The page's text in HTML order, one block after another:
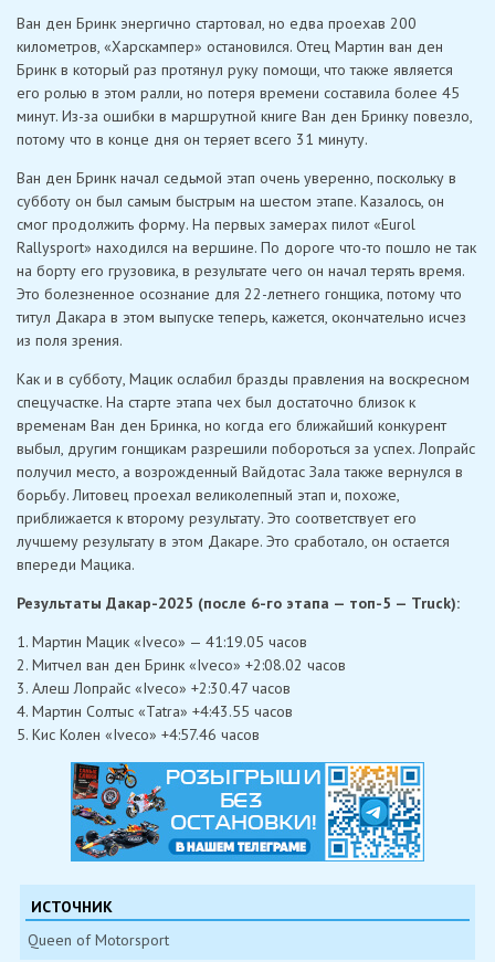
Ван ден Бринк энергично стартовал, но едва проехав 200
километров, «Харскампер» остановился. Отец Мартин ван ден
Бринк в который раз протянул руку помощи, что также является
его ролью в этом ралли, но потеря времени составила более 45
минут. Из-за ошибки в маршрутной книге Ван ден Бринку повезло,
потому что в конце дня он теряет всего 31 минуту.
Ван ден Бринк начал седьмой этап очень уверенно, поскольку в
субботу он был самым быстрым на шестом этапе. Казалось, он
смог продолжить форму. На первых замерах пилот «Eurol
Rallysport» находился на вершине. По дороге что-то пошло не так
на борту его грузовика, в результате чего он начал терять время.
Это болезненное осознание для 22-летнего гонщика, потому что
титул Дакара в этом выпуске теперь, кажется, окончательно исчез
из поля зрения.
Как и в субботу, Мацик ослабил бразды правления на воскресном
спецучастке. На старте этапа чех был достаточно близок к
временам Ван ден Бринка, но когда его ближайший конкурент
выбыл, другим гонщикам разрешили побороться за успех. Лопрайс
получил место, а возрожденный Вайдотас Зала также вернулся в
борьбу. Литовец проехал великолепный этап и, похоже,
приближается к второму результату. Это соответствует его
лучшему результату в этом Дакаре. Это сработало, он остается
впереди Мацика.
Результаты Дакар-2025 (после 6-го этапа — топ-5 — Truck):
1. Мартин Мацик «Iveco» — 41:19.05 часов
2. Митчел ван ден Бринк «Iveco» +2:08.02 часов
3. Алеш Лопрайс «Iveco» +2:30.47 часов
4. Мартин Солтыс «Tatra» +4:43.55 часов
5. Кис Колен «Iveco» +4:57.46 часов
ИСТОЧНИК
Queen of Motorsport